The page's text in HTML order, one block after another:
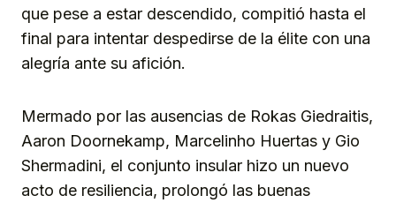
que pese a estar descendido, compitió hasta el
final para intentar despedirse de la élite con una
alegría ante su afición.
Mermado por las ausencias de Rokas Giedraitis,
Aaron Doornekamp, Marcelinho Huertas y Gio
Shermadini, el conjunto insular hizo un nuevo
acto de resiliencia, prolongó las buenas